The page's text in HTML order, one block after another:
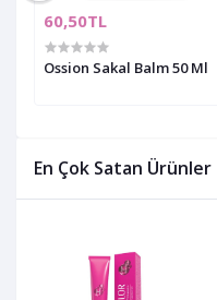
En Çok Satan Ürünler
60,50TL
Ossion Sakal Balm 50 Ml